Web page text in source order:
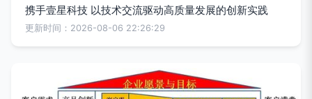
携手壹星科技 以技术交流驱动高质量发展的创新实践
更新时间：2026-08-06 22:26:29